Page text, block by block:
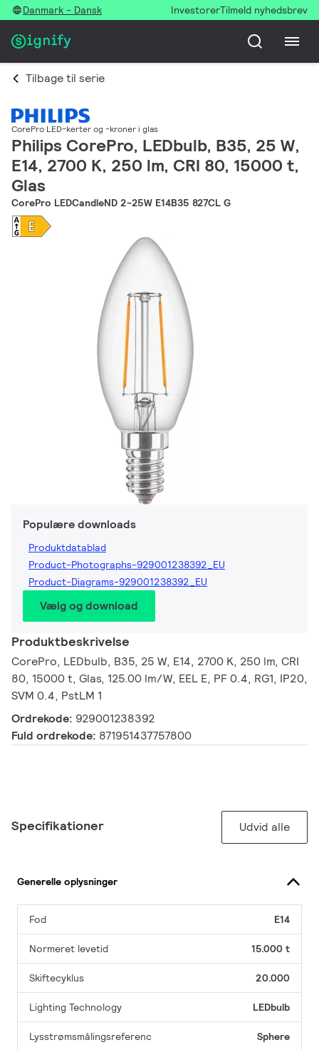
Danmark - Dansk InvestorerTilmeld nyhedsbrev
Tilbage til serie
CorePro LED-kerter og -kroner i glas
Philips CorePro, LEDbulb, B35, 25 W,
E14, 2700 K, 250 lm, CRI 80, 15000 t,
Glas
CorePro LEDCandleND 2-25W E14B35 827CL G
Populære downloads
Produktdatablad
Product-Photographs-929001238392_EU
Product-Diagrams-929001238392_EU
Vælg og download
Produktbeskrivelse
CorePro, LEDbulb, B35, 25 W, E14, 2700 K, 250 lm, CRI
80, 15000 t, Glas, 125.00 lm/W, EEL E, PF 0.4, RG1, IP20,
SVM 0.4, PstLM 1
Ordrekode: 929001238392
Fuld ordrekode: 871951437757800
Specifikationer Udvid alle
Generelle oplysninger
Fod E14
Normeret levetid 15.000 t
Skiftecyklus 20.000
Lighting Technology LEDbulb
Lysstrømsmålingsreferenc
Sphere